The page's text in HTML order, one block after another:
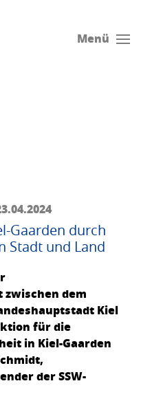
Menü
Gaarden durch
Stadt und Land
dem
Kiel
für die
in Kiel-Gaarden
der SSW-